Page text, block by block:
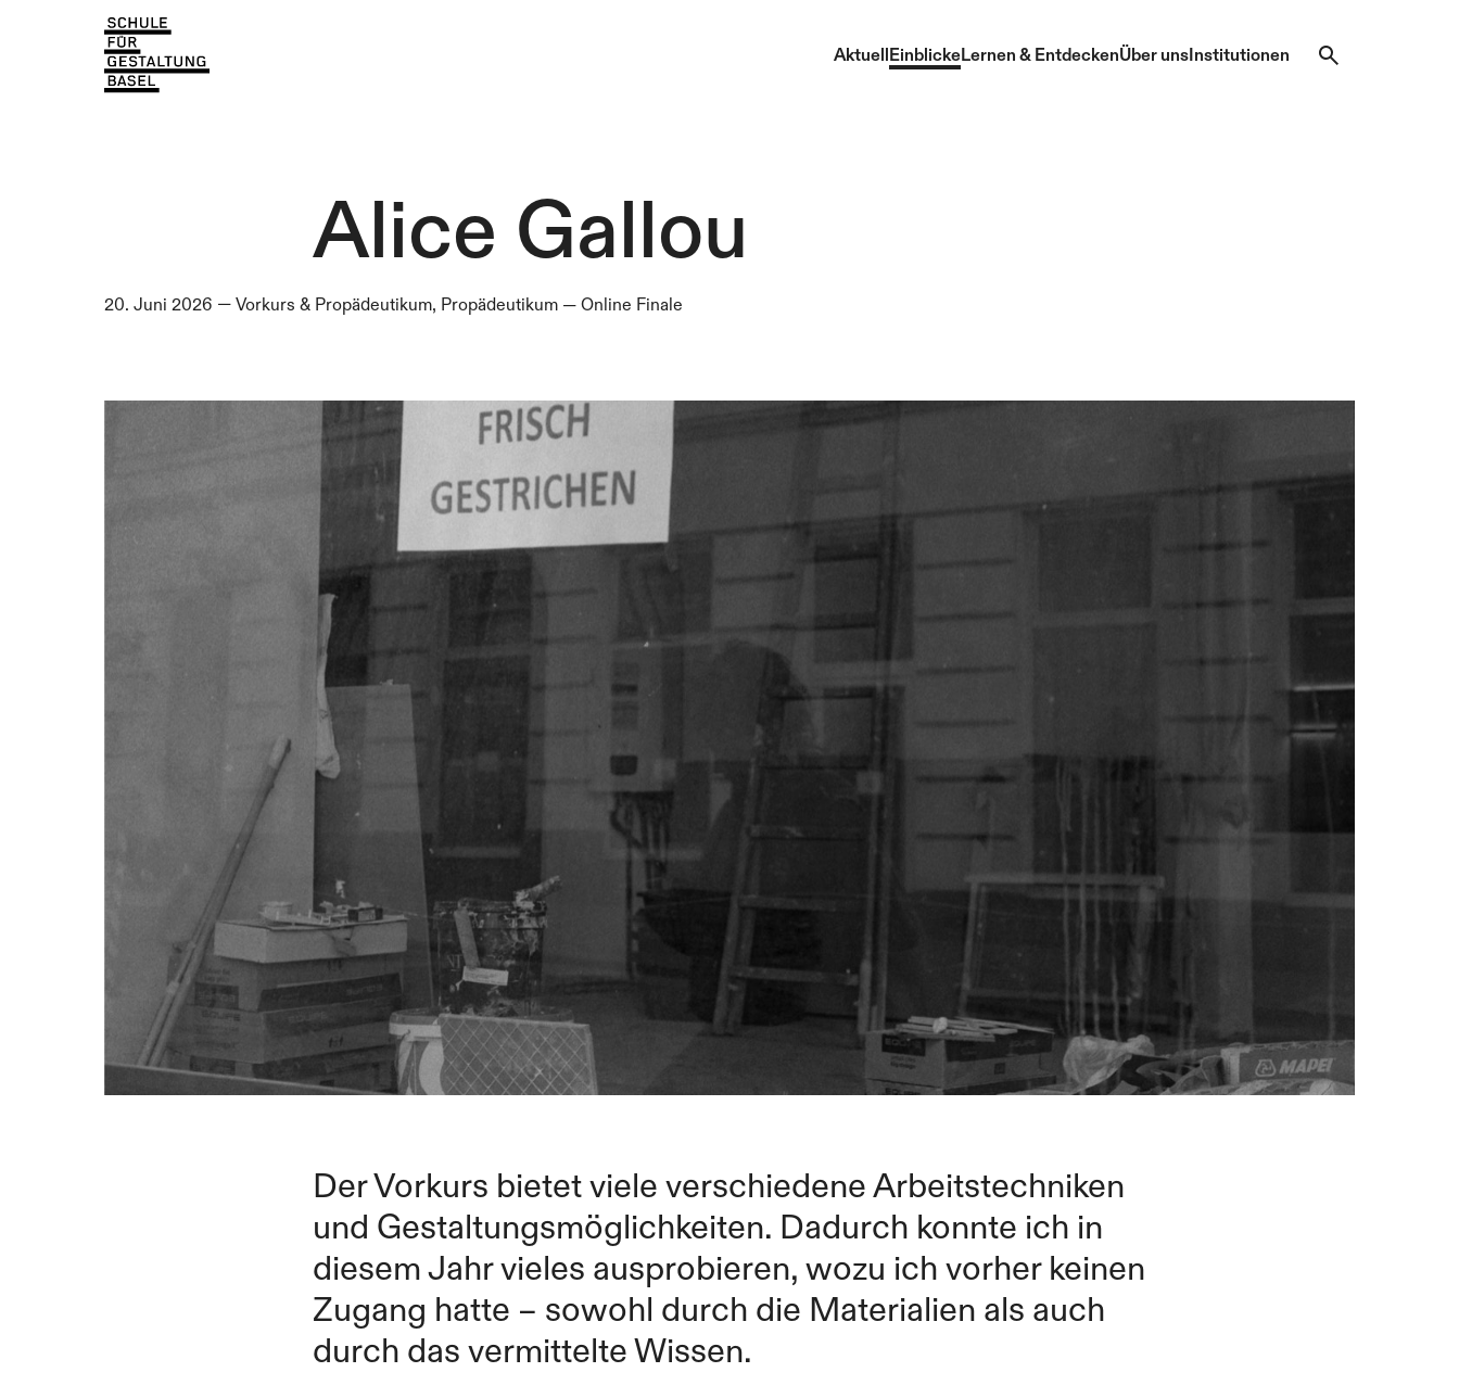
AktuellEinblickeLernen & EntdeckenÜber unsInstitutionen
Aktuell
Einblicke
Lernen & Entdecken
Alice Gallou
20. Juni 2026 — Vorkurs & Propädeutikum, Propädeutikum — Online Finale
Der Vorkurs bietet viele verschiedene Arbeitstechniken
und Gestaltungsmöglichkeiten. Dadurch konnte ich in
diesem Jahr vieles ausprobieren, wozu ich vorher keinen
Zugang hatte – sowohl durch die Materialien als auch
durch das vermittelte Wissen.